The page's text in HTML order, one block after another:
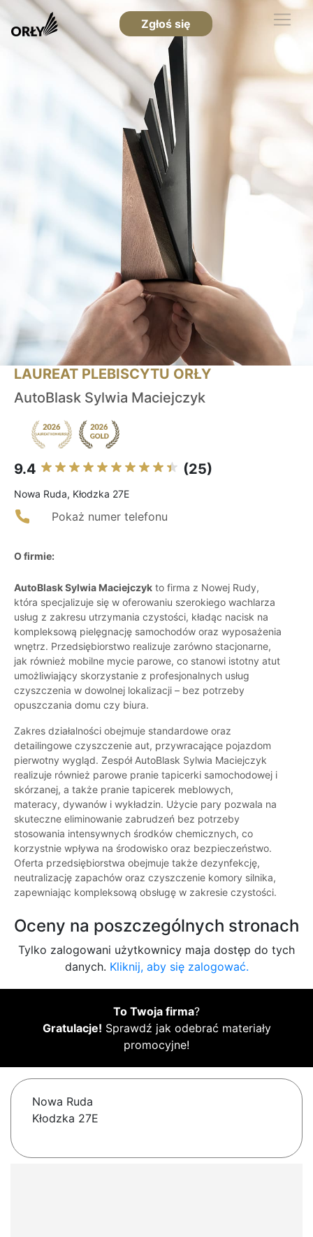
Zgłoś się
LAUREAT PLEBISCYTU ORŁY
AutoBlask Sylwia Maciejczyk
9.4 (25)
Nowa Ruda, Kłodzka 27E
Pokaż numer telefonu
O firmie:
AutoBlask Sylwia Maciejczyk to firma z Nowej Rudy,
która specjalizuje się w oferowaniu szerokiego wachlarza
usług z zakresu utrzymania czystości, kładąc nacisk na
kompleksową pielęgnację samochodów oraz wyposażenia
wnętrz. Przedsiębiorstwo realizuje zarówno stacjonarne,
jak również mobilne mycie parowe, co stanowi istotny atut
umożliwiający skorzystanie z profesjonalnych usług
czyszczenia w dowolnej lokalizacji – bez potrzeby
opuszczania domu czy biura.
Zakres działalności obejmuje standardowe oraz
detailingowe czyszczenie aut, przywracające pojazdom
pierwotny wygląd. Zespół AutoBlask Sylwia Maciejczyk
realizuje również parowe pranie tapicerki samochodowej i
skórzanej, a także pranie tapicerek meblowych,
materacy, dywanów i wykładzin. Użycie pary pozwala na
skuteczne eliminowanie zabrudzeń bez potrzeby
stosowania intensywnych środków chemicznych, co
korzystnie wpływa na środowisko oraz bezpieczeństwo.
Oferta przedsiębiorstwa obejmuje także dezynfekcję,
neutralizację zapachów oraz czyszczenie komory silnika,
zapewniając kompleksową obsługę w zakresie czystości.
Oceny na poszczególnych stronach
Tylko zalogowani użytkownicy maja dostęp do tych
danych. Kliknij, aby się zalogować.
To Twoja firma?
Gratulacje! Sprawdź jak odebrać materiały
promocyjne!
Nowa Ruda
Kłodzka 27E